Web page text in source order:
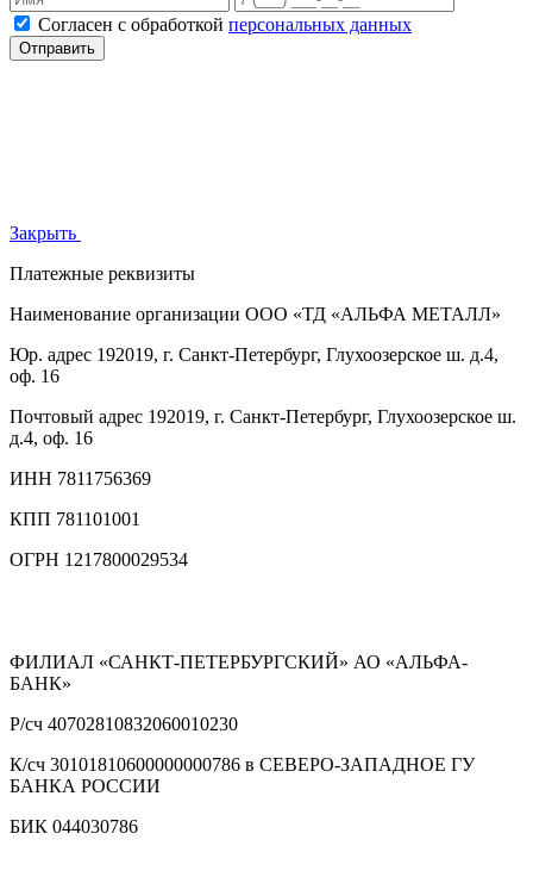
Согласен с обработкой персональных данных
Отправить
Закрыть
Платежные реквизиты
Наименование организации ООО «ТД «АЛЬФА МЕТАЛЛ»
Юр. адрес 192019, г. Санкт-Петербург, Глухоозерское ш. д.4,
оф. 16
Почтовый адрес 192019, г. Санкт-Петербург, Глухоозерское ш.
д.4, оф. 16
ИНН 7811756369
КПП 781101001
ОГРН 1217800029534
ФИЛИАЛ «САНКТ-ПЕТЕРБУРГСКИЙ» АО «АЛЬФА-
БАНК»
Р/сч 40702810832060010230
К/сч 30101810600000000786 в СЕВЕРО-ЗАПАДНОЕ ГУ
БАНКА РОССИИ
БИК 044030786